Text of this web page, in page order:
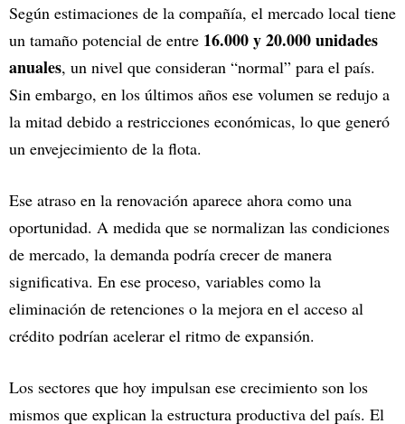
Según estimaciones de la compañía, el mercado local tiene
un tamaño potencial de entre 16.000 y 20.000 unidades
anuales, un nivel que consideran “normal” para el país.
Sin embargo, en los últimos años ese volumen se redujo a
la mitad debido a restricciones económicas, lo que generó
un envejecimiento de la flota.
Ese atraso en la renovación aparece ahora como una
oportunidad. A medida que se normalizan las condiciones
de mercado, la demanda podría crecer de manera
significativa. En ese proceso, variables como la
eliminación de retenciones o la mejora en el acceso al
crédito podrían acelerar el ritmo de expansión.
Los sectores que hoy impulsan ese crecimiento son los
mismos que explican la estructura productiva del país. El